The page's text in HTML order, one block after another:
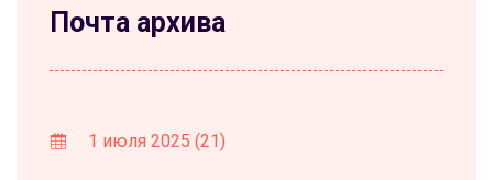
Почта архива
1 июля 2025 (21)